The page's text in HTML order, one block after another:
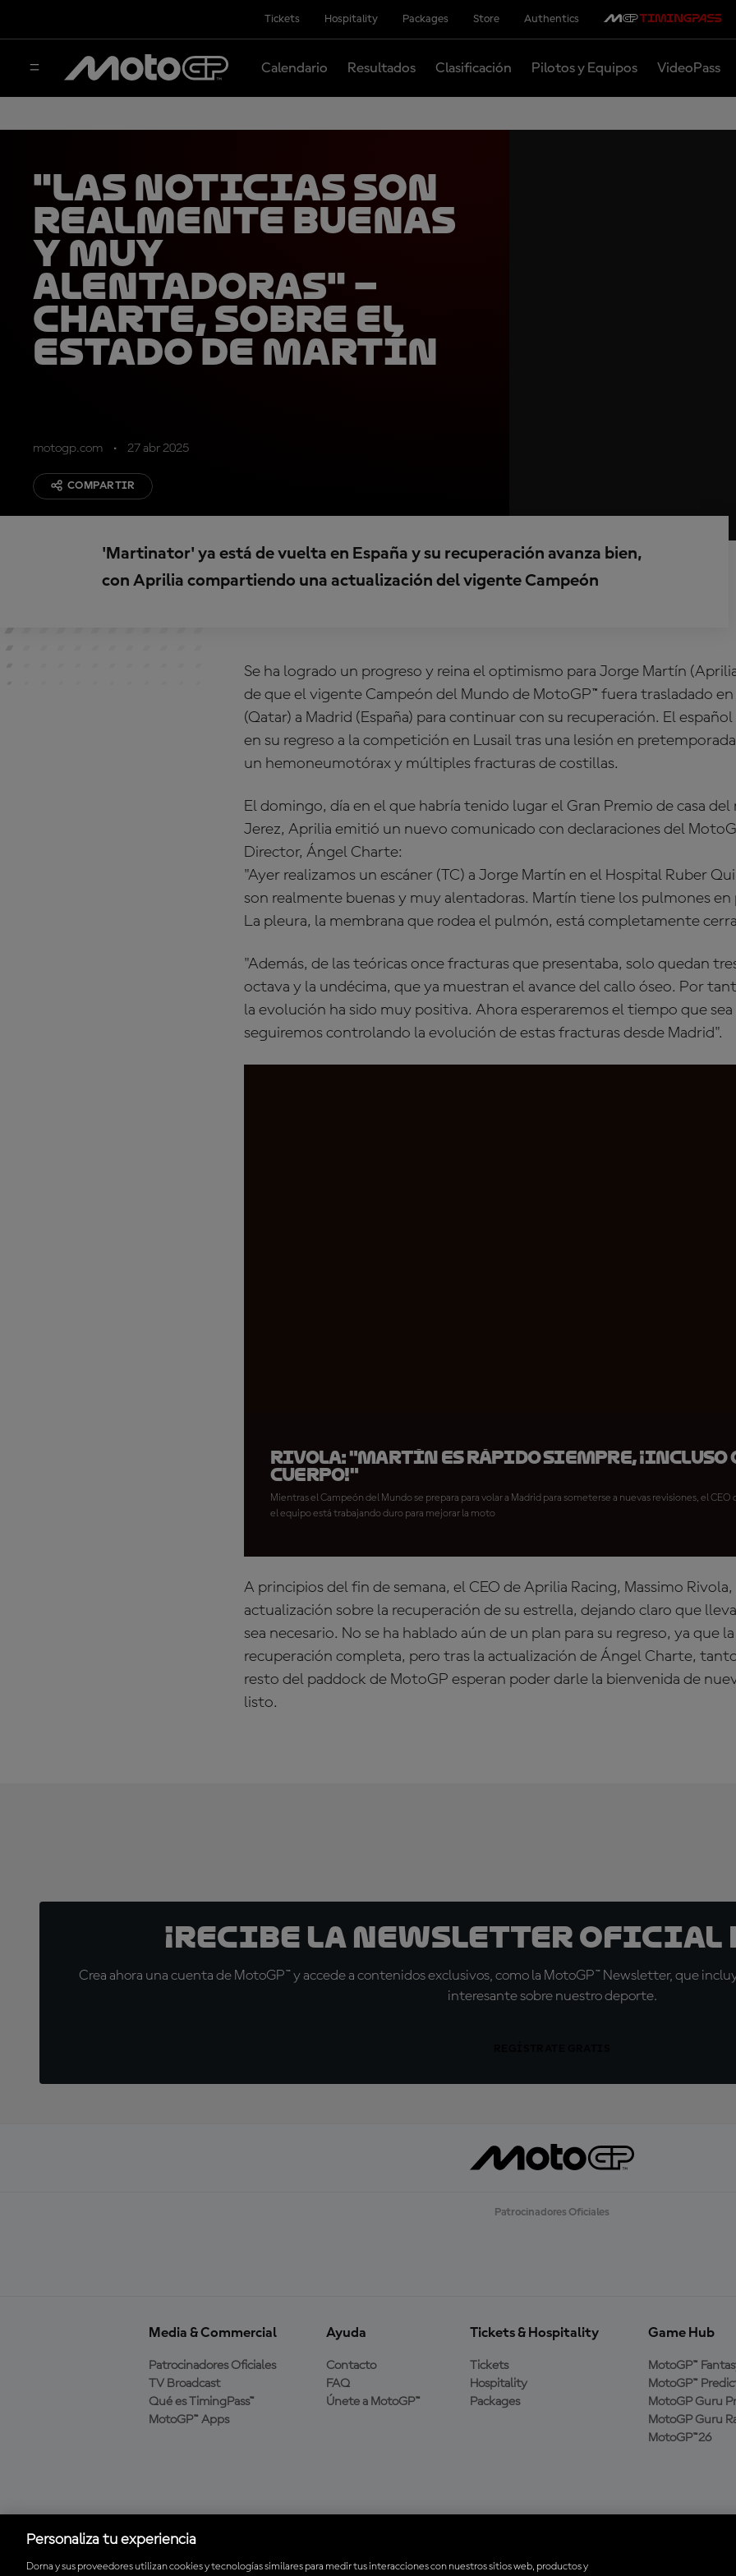
Tickets Hospitality Packages Store Authentics
Calendario Resultados Clasificación Pilotos y Equipos VideoPass
"Las noticias son
realmente buenas
y muy
alentadoras" –
Charte, sobre el
estado de Martín
motogp.com 27 abr 2025
COMPARTIR
'Martinator' ya está de vuelta en España y su recuperación avanza bien,
con Aprilia compartiendo una actualización del vigente Campeón
Se ha logrado un progreso y reina el optimismo para Jorge Martín
de que el vigente Campeón del Mundo de MotoGP™ fuera trasladado
(Qatar) a Madrid (España) para continuar con su recuperación. El
en su regreso a la competición en Lusail tras una lesión en
un hemoneumotórax y múltiples fracturas de costillas.
El domingo, día en el que habría tenido lugar el Gran Premio de casa del
Jerez, Aprilia emitió un nuevo comunicado con declaraciones del
Director, Ángel Charte:
"Ayer realizamos un escáner (TC) a Jorge Martín en el Hospital Ruber
son realmente buenas y muy alentadoras. Martín tiene los pulmones
La pleura, la membrana que rodea el pulmón, está completamente
"Además, de las teóricas once fracturas que presentaba, solo quedan
octava y la undécima, que ya muestran el avance del callo óseo. Por
la evolución ha sido muy positiva. Ahora esperaremos el tiempo que sea
seguiremos controlando la evolución de estas fracturas desde Madrid".
Rivola: "Martín es rápido siempre, ¡incluso
cuerpo!"
Mientras el Campeón del Mundo se prepara para volar a Madrid para someterse a nuevas revisiones, el CEO
el equipo está trabajando duro para mejorar la moto
A principios del fin de semana, el CEO de Aprilia Racing, Massimo
actualización sobre la recuperación de su estrella, dejando claro que
sea necesario. No se ha hablado aún de un plan para su regreso, ya que
recuperación completa, pero tras la actualización de Ángel Charte,
resto del paddock de MotoGP esperan poder darle la bienvenida de
listo.
¡Recibe la Newsletter oficial
Crea ahora una cuenta de MotoGP™ y accede a contenidos exclusivos, como la MotoGP™ Newsletter, que
interesante sobre nuestro deporte.
Patrocinadores Oficiales
Media & Commercial
Patrocinadores Oficiales
TV Broadcast
Qué es TimingPass™
MotoGP™ Apps
Ayuda
Contacto
FAQ
Únete a MotoGP™
Tickets & Hospitality
Tickets
Hospitality
Packages
Game Hub
MotoGP™
MotoGP™
MotoGP Guru
MotoGP Guru
MotoGP™26
oficial de MotoGP™
Personaliza tu experiencia
Dorna y sus proveedores utilizan cookies y tecnologías similares para medir tus interacciones con nuestros sitios web, productos y